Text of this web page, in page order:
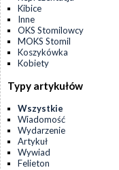
Kibice
Inne
OKS Stomilowcy
MOKS Stomil
Koszykówka
Kobiety
Typy artykułów
Wszystkie
Wiadomość
Wydarzenie
Artykuł
Wywiad
Felieton